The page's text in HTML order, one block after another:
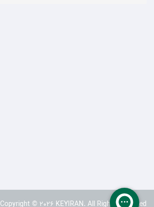
Copyright © 2026 KEYIRAN. All Rights Reserved.